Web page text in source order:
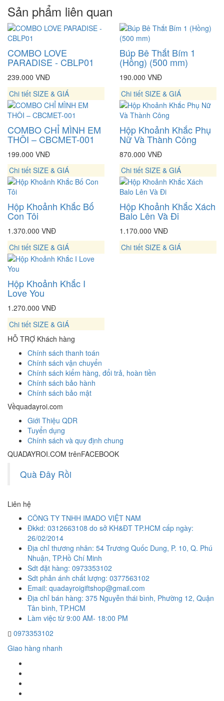
Sản phẩm liên quan
COMBO LOVE
PARADISE - CBLP01
239.000 VNĐ
Chi tiết SIZE & GIÁ
Búp Bê Thắt Bím 1
(Hồng) (500 mm)
190.000 VNĐ
Chi tiết SIZE & GIÁ
COMBO CHỈ MÌNH EM
THÔI – CBCMET-001
199.000 VNĐ
Chi tiết SIZE & GIÁ
Hộp Khoảnh Khắc Phụ
Nữ Và Thành Công
870.000 VNĐ
Chi tiết SIZE & GIÁ
Hộp Khoảnh Khắc Bố
Con Tôi
1.370.000 VNĐ
Chi tiết SIZE & GIÁ
Hộp Khoảnh Khắc Xách
Balo Lên Và Đi
1.170.000 VNĐ
Chi tiết SIZE & GIÁ
Hộp Khoảnh Khắc I
Love You
1.270.000 VNĐ
Chi tiết SIZE & GIÁ
HỖ TRỢ Khách hàng
Chính sách thanh toán
Chính sách vận chuyển
Chính sách kiểm hàng, đổi trả, hoàn tiền
Chính sách bảo hành
Chính sách bảo mật
Vềquadayroi.com
Giới Thiệu QDR
Tuyển dụng
Chính sách và quy định chung
QUADAYROI.COM trênFACEBOOK
Quà Đây Rồi
Liên hệ
CÔNG TY TNHH IMADO VIỆT NAM
Đkkd: 0312663108 do sở KH&ĐT TP.HCM cấp ngày:
26/02/2014
Địa chỉ thương nhân: 54 Trương Quốc Dung, P. 10, Q. Phú
Nhuận, TP.Hồ Chí Minh
Sdt đặt hàng: 0973353102
Sdt phản ánh chất lượng: 0377563102
Email: quadayroigiftshop@gmail.com
Địa chỉ bán hàng: 375 Nguyễn thái bình, Phường 12, Quận
Tân bình, TP.HCM
Làm việc từ 9:00 AM- 18:00 PM
0973353102
Giao hàng nhanh